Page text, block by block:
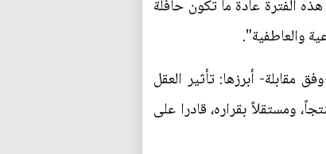
الفئات العمرية "لكنه يزداد في الفترة العمرية بين 20 و50 عاما، كون هذه الفترة عادة ما تكون حافلة
والعاطفية".
مقابلة- أبرزها: تأثير العقل
ومستقلاً بقراره، قادرا على